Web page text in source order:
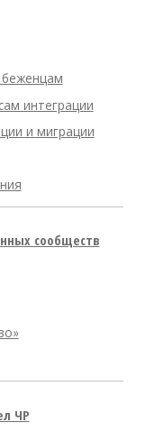
интеграции
и миграции
сообществ
ЧР